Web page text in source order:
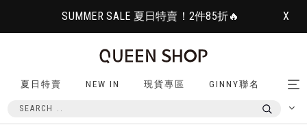
SUMMER SALE 夏日特賣！2件85折🔥 X
夏日特賣 NEW IN 現貨專區 GINNY聯名